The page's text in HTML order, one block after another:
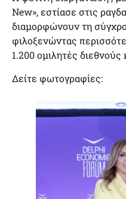
New», εστίασε στις
διαμορφώνουν τη
φιλοξενώντας
1.200 ομιλητές
Δείτε φωτογραφίες: